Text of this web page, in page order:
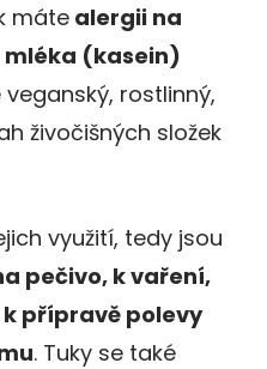
máte alergii na
(kasein)
rostlinný,
živočišných složek
využití, tedy jsou
pečivo, k vaření,
přípravě polevy
. Tuky se také